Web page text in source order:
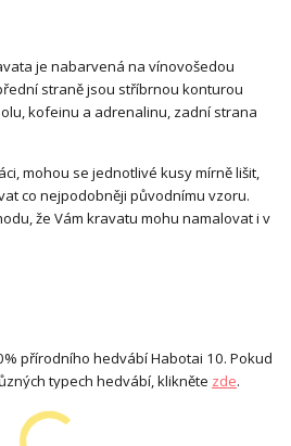
je nabarvená na vínovošedou
straně jsou stříbrnou konturou
kofeinu a adrenalinu, zadní strana
mohou se jednotlivé kusy mírně lišit,
co nejpodobněji původnímu vzoru.
že Vám kravatu mohu namalovat i v
přírodního hedvábí Habotai 10. Pokud
typech hedvábí, klikněte zde.